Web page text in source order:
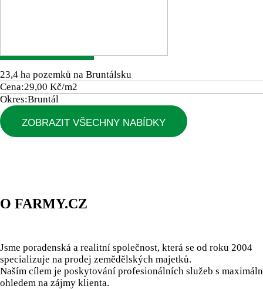
23,4 ha pozemků na Bruntálsku
Cena:29,00 Kč/m2
Okres:Bruntál
ZOBRAZIT VŠECHNY NABÍDKY
O FARMY.CZ
Jsme poradenská a realitní společnost, která se od roku 2004
specializuje na prodej zemědělských majetků.
Naším cílem je poskytování profesionálních služeb s
ohledem na zájmy klienta.